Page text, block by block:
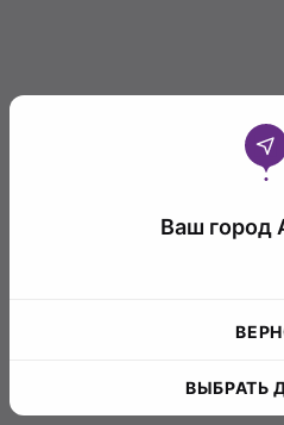
Ваш город
ВЫБРАТЬ